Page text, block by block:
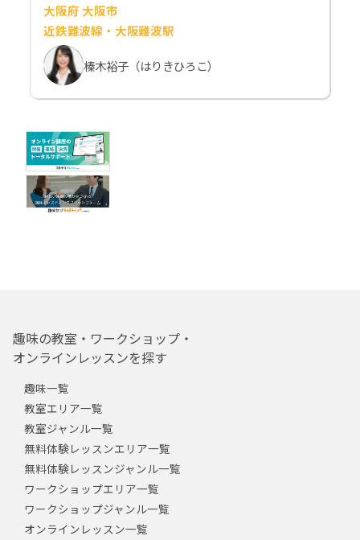
大阪府 大阪市
近鉄難波線・大阪難波駅
榛木裕子（はりきひろこ）
趣味の教室・ワークショップ・
オンラインレッスンを探す
趣味一覧
教室エリア一覧
教室ジャンル一覧
無料体験レッスンエリア一覧
無料体験レッスンジャンル一覧
ワークショップエリア一覧
ワークショップジャンル一覧
オンラインレッスン一覧